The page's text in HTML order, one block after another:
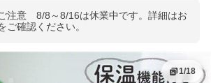
注意 8/8～8/16は休業中です。詳細はお
ご確認ください。
1/18